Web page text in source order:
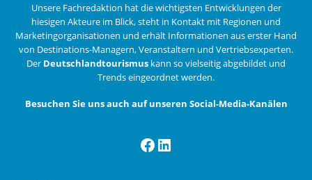
Unsere Fachredaktion hat die wichtigsten Entwicklungen der
hiesigen Akteure im Blick, steht in Kontakt mit Regionen und
Marketingorganisationen und erhält Informationen aus erster Hand
von Destinations-Managern, Veranstaltern und Vertriebsexperten.
Der Deutschlandtourismus kann so vielseitig abgebildet und
Trends eingeordnet werden.
Besuchen Sie uns auch auf unseren Social-Media-Kanälen
Facebook
LinkedIn